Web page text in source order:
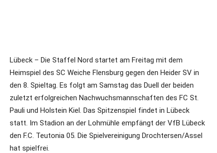
Lübeck – Die Staffel Nord startet am Freitag mit dem
Heimspiel des SC Weiche Flensburg gegen den Heider SV in
den 8. Spieltag. Es folgt am Samstag das Duell der beiden
zuletzt erfolgreichen Nachwuchsmannschaften des FC St.
Pauli und Holstein Kiel. Das Spitzenspiel findet in Lübeck
statt. Im Stadion an der Lohmühle empfängt der VfB Lübeck
den F.C. Teutonia 05. Die Spielvereinigung Drochtersen/Assel
hat spielfrei.